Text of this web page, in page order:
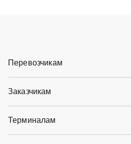
Перевозчикам
Заказчикам
Терминалам